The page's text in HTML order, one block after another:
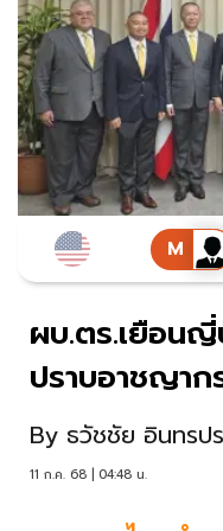
ผบ.ตร.เยือน
ปราบอาชญาก
By ธวัชชัย อินทรป
11 ก.ค. 68 | 04:48 น.